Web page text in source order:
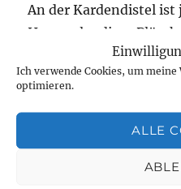
Ich verwende Cookies, um
optimieren.
ALLE
An der Kardendistel ist
Hummeln, diese
den genzen Tag zu
noch jemand anders da.
hochgezogen. Ich
unbedingt da hin.
Mein Schmetterling